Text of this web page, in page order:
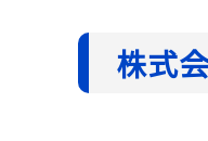
株式